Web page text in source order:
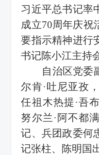
习近平总书记率
成立70周年庆祝
要指示精神进行
书记陈小江主持
自治区党委
尔肯·吐尼亚孜
任祖木热提·吾
努尔兰· 阿不都
记、兵团政委何
记张柱、陈明国